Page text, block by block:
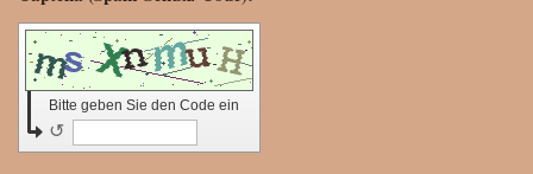
Bitte geben Sie den Code ein
↺